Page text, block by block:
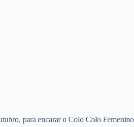
para encarar o Colo Colo